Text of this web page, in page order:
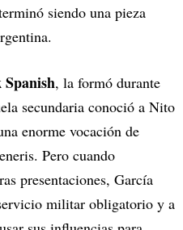
siendo una pieza
, la formó durante
secundaria conoció a Nito
enorme vocación de
Pero cuando
presentaciones, García
militar obligatorio y a